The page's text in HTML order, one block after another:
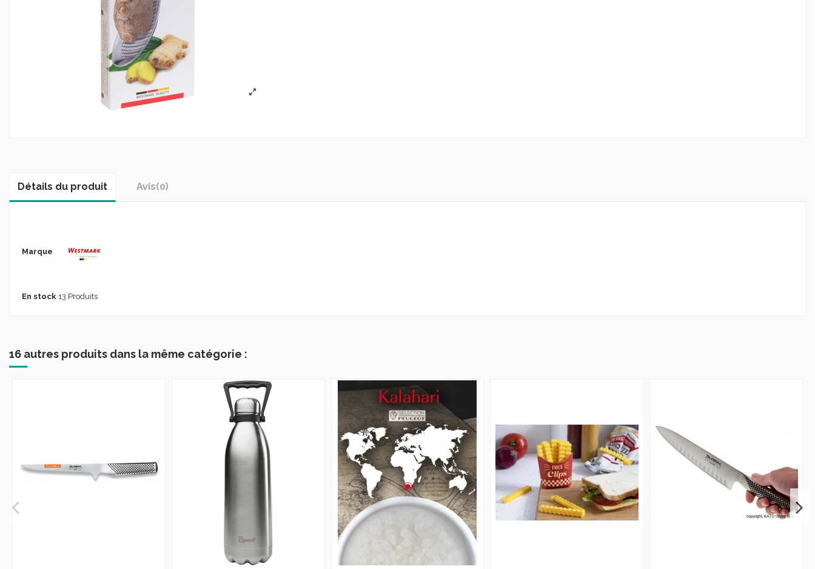
Détails du produit Avis(0)
Marque
En stock 13 Produits
16 autres produits dans la même catégorie :